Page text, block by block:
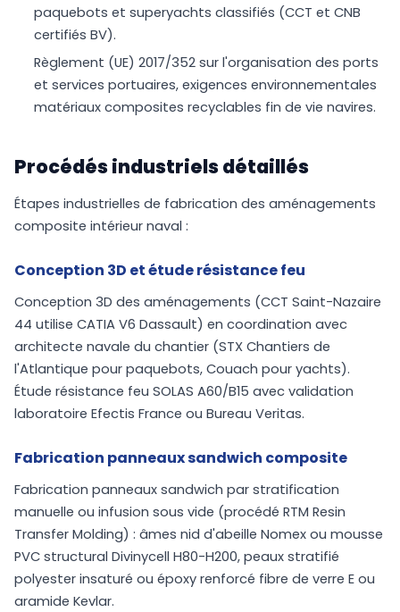
paquebots et superyachts classifiés (CCT et CNB
certifiés BV).
Règlement (UE) 2017/352 sur l'organisation des ports
et services portuaires, exigences environnementales
matériaux composites recyclables fin de vie navires.
Procédés industriels détaillés
Étapes industrielles de fabrication des aménagements
composite intérieur naval :
Conception 3D et étude résistance feu
Conception 3D des aménagements (CCT Saint-Nazaire
44 utilise CATIA V6 Dassault) en coordination avec
architecte navale du chantier (STX Chantiers de
l'Atlantique pour paquebots, Couach pour yachts).
Étude résistance feu SOLAS A60/B15 avec validation
laboratoire Efectis France ou Bureau Veritas.
Fabrication panneaux sandwich composite
Fabrication panneaux sandwich par stratification
manuelle ou infusion sous vide (procédé RTM Resin
Transfer Molding) : âmes nid d'abeille Nomex ou mousse
PVC structural Divinycell H80-H200, peaux stratifié
polyester insaturé ou époxy renforcé fibre de verre E ou
aramide Kevlar.